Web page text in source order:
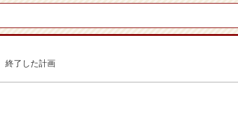
終了した計画